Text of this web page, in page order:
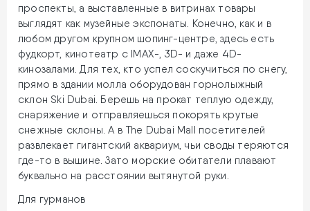
проспекты, а выставленные в витринах товары
выглядят как музейные экспонаты. Конечно, как и в
любом другом крупном шопинг-центре, здесь есть
фудкорт, кинотеатр с IMAX-, 3D- и даже 4D-
кинозалами. Для тех, кто успел соскучиться по снегу,
прямо в здании молла оборудован горнолыжный
склон Ski Dubai. Берешь на прокат теплую одежду,
снаряжение и отправляешься покорять крутые
снежные склоны. А в The Dubai Mall посетителей
развлекает гигантский аквариум, чьи своды теряются
где-то в вышине. Зато морские обитатели плавают
буквально на расстоянии вытянутой руки.
Для гурманов